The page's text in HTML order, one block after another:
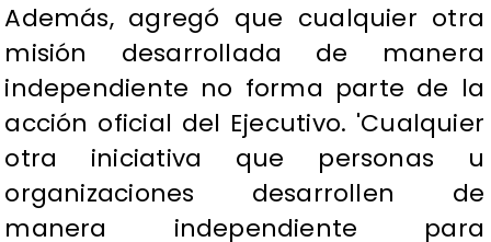
Además, agregó que cualquier otra
misión desarrollada de manera
independiente no forma parte de la
acción oficial del Ejecutivo. 'Cualquier
otra iniciativa que personas u
organizaciones desarrollen de
manera independiente para